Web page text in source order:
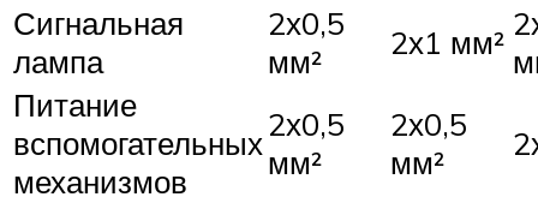
Сигнальная
лампа
2х0,5
мм²
2х1 мм²
Питание
вспомогательных
механизмов
2х0,5
мм²
2х0,5
мм²